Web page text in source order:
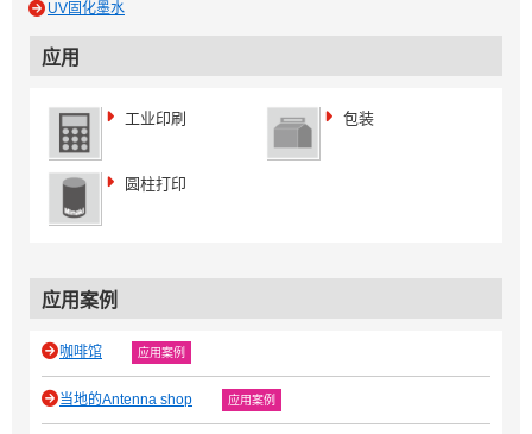
UV固化墨水
应用
工业印刷 包装
圆柱打印
应用案例
咖啡馆 应用案例
当地的Antenna shop 应用案例